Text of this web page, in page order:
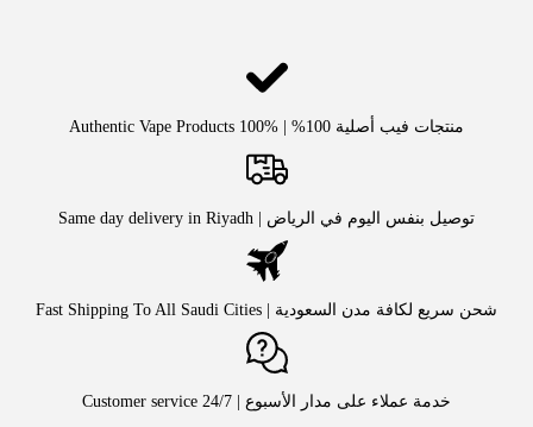
منتجات فيب أصلية 100% | Authentic Vape Products 100%
توصيل بنفس اليوم في الرياض | Same day delivery in Riyadh
شحن سريع لكافة مدن السعودية | Fast Shipping To All Saudi Cities
خدمة عملاء على مدار الأسبوع | Customer service 24/7